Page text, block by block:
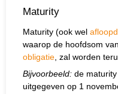
Maturity
Maturity (ook wel
waarop de hoofdsom
obligatie , zal worden
Bijvoorbeeld: de
uitgegeven op 1